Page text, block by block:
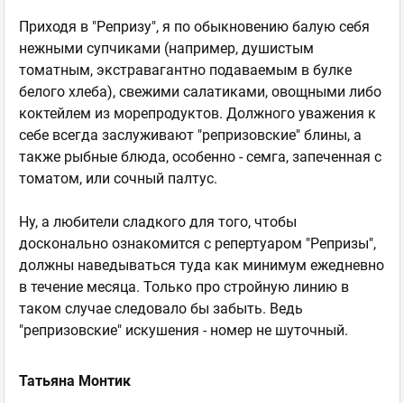
Приходя в "Репризу", я по обыкновению балую себя
нежными супчиками (например, душистым
томатным, экстравагантно подаваемым в булке
белого хлеба), свежими салатиками, овощными либо
коктейлем из морепродуктов. Должного уважения к
себе всегда заслуживают "репризовские" блины, а
также рыбные блюда, особенно - семга, запеченная с
томатом, или сочный палтус.
Ну, а любители сладкого для того, чтобы
досконально ознакомится с репертуаром "Репризы",
должны наведываться туда как минимум ежедневно
в течение месяца. Только про стройную линию в
таком случае следовало бы забыть. Ведь
"репризовские" искушения - номер не шуточный.
Татьяна Монтик